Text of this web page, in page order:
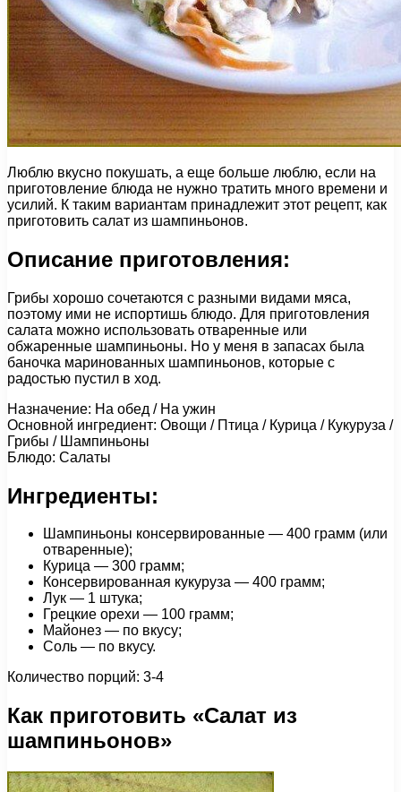
Люблю вкусно покушать, а еще больше люблю, если на
приготовление блюда не нужно тратить много времени и
усилий. К таким вариантам принадлежит этот рецепт, как
приготовить салат из шампиньонов.
Описание приготовления:
Грибы хорошо сочетаются с разными видами мяса,
поэтому ими не испортишь блюдо. Для приготовления
салата можно использовать отваренные или
обжаренные шампиньоны. Но у меня в запасах была
баночка маринованных шампиньонов, которые с
радостью пустил в ход.
Назначение: На обед / На ужин
Основной ингредиент: Овощи / Птица / Курица / Кукуруза /
Грибы / Шампиньоны
Блюдо: Салаты
Ингредиенты:
Шампиньоны консервированные — 400 грамм (или
отваренные);
Курица — 300 грамм;
Консервированная кукуруза — 400 грамм;
Лук — 1 штука;
Грецкие орехи — 100 грамм;
Майонез — по вкусу;
Соль — по вкусу.
Количество порций: 3-4
Как приготовить «Салат из
шампиньонов»